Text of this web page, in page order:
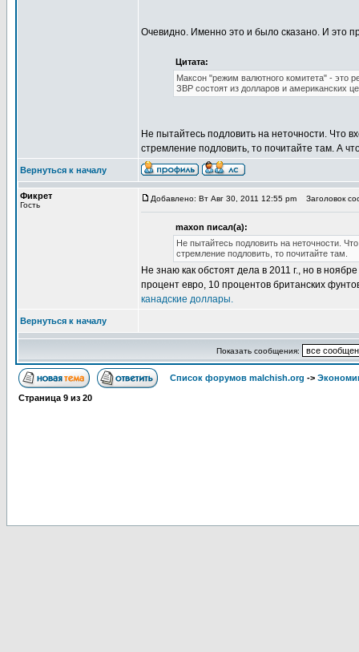
Очевидно. Именно это и было сказано. И это
Цитата:
Максон "режим валютного комитета" - это
ЗВР состоят из долларов и американских
Не пытайтесь подловить на неточности. Что
стремление подловить, то почитайте там. А
Вернуться к началу
Фикрет
Гость
Добавлено: Вт Авг 30, 2011 12:55 pm Заголовок
maxon писал(а):
Не пытайтесь подловить на неточности.
стремление подловить, то почитайте там.
Не знаю как обстоят дела в 2011 г., но в
процент евро, 10 процентов британских
канадские доллары.
Вернуться к началу
Показать сообщения:
Список форумов malchish.org ->
Страница 9 из 20